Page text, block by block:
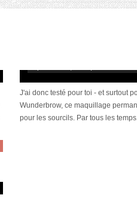
J'ai donc testé pour toi - et surtout
Wunderbrow, ce maquillage
pour les sourcils. Par tous les